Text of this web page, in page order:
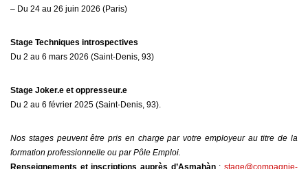
– Du 24 au 26 juin 2026 (Paris)
Stage Techniques introspectives
Du 2 au 6 mars 2026 (Saint-Denis, 93)
Stage Joker.e et oppresseur.e
Du 2 au 6 février 2025 (Saint-Denis, 93).
Nos stages peuvent être pris en charge par votre employeur au titre de la
formation professionnelle ou par Pôle Emploi.
Renseignements et inscriptions auprès d’Asmahàn:stage@compagnie-